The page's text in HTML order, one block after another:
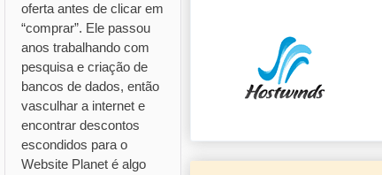
oferta antes de clicar em
“comprar”. Ele passou
anos trabalhando com
pesquisa e criação de
bancos de dados, então
vasculhar a internet e
encontrar descontos
escondidos para o
Website Planet é algo